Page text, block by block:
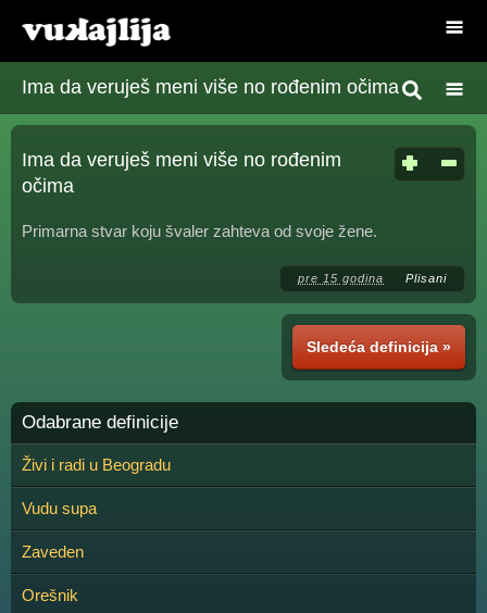
Ima da veruješ meni više no rođenim očima
Ima da veruješ meni više no rođenim
očima
Primarna stvar koju švaler zahteva od svoje žene.
pre 15 godina Plisani
Sledeća definicija »
Odabrane definicije
Živi i radi u Beogradu
Vudu supa
Zaveden
Orešnik